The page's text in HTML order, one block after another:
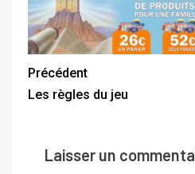
Précédent
Les règles du jeu
Laisser un